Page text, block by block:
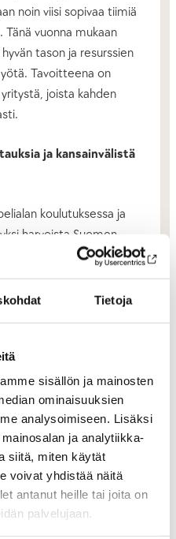
Tietoja
sisällön ja mainosten
ominaisuuksien
analysoimiseen. Lisäksi
ja analytiikka-
siitä, miten käytät
voivat yhdistää näitä
antanut heille tai joita on
palvelujaan.
noin viisi sopivaa tiimiä
vuonna mukaan
tason ja resurssien
Tavoitteena on
joista kahden
ja kansainvälistä
koulutuksessa ja
harvoista Suomen
tuetaan monipuolisesti
rakennetaan
aaltoa suomalaisia
tiimeissä näkyvät
lähtöinen pelikehitys,
tavat hyödyntää
Mukana on
jotka rakentavat